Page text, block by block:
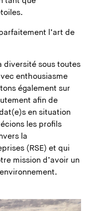
l’art de
diversité sous toutes
enthousiasme
également sur
afin de
en situation
les profils
la
(RSE) et qui
mission d’avoir un